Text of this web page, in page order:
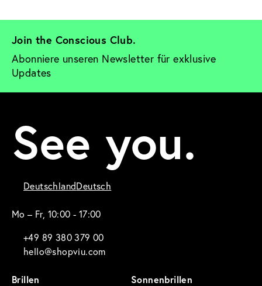
Join the Conscious Club.
Abonniere unseren Newsletter für exklusive
Updates
See you.
DeutschlandDeutsch
Mo – Fr, 10:00 - 17:00
+49 89 380 379 00
hello@shopviu.com
Brillen Sonnenbrillen